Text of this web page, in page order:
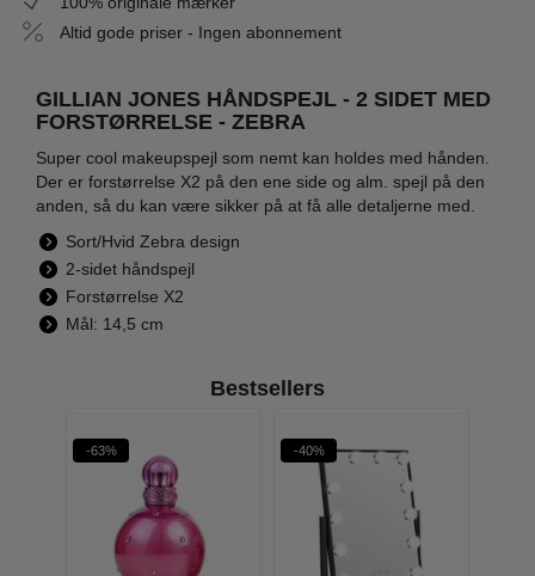
Altid gode priser - Ingen abonnement
GILLIAN JONES HÅNDSPEJL - 2 SIDET MED
FORSTØRRELSE - ZEBRA
Super cool makeupspejl som nemt kan holdes med hånden.
Der er forstørrelse X2 på den ene side og alm. spejl på den
anden, så du kan være sikker på at få alle detaljerne med.
Sort/Hvid Zebra design
2-sidet håndspejl
Forstørrelse X2
Mål: 14,5 cm
Bestsellers
-63% -40%